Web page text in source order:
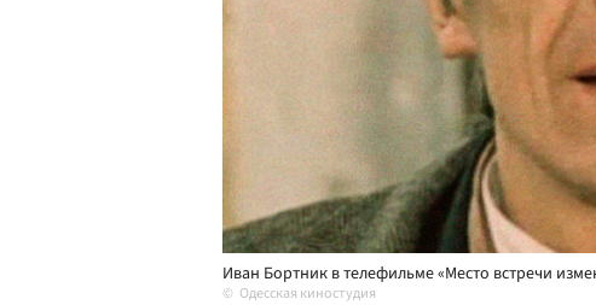
Иван Бортник в телефильме «Место встречи
Одесская киностудия